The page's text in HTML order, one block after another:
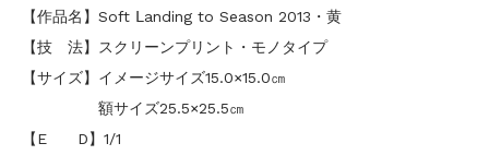
【作品名】Soft Ⅼanding to Season 2013・黄
【技 法】スクリーンプリント・モノタイプ
【サイズ】イメージサイズ15.0×15.0㎝
額サイズ25.5×25.5㎝
【E D】1/1